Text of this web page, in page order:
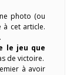
photo (ou
à cet article.
le jeu que
de victoire.
à avoir